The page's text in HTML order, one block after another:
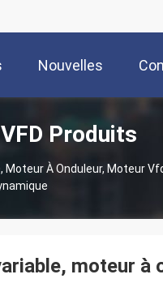
Nouvelles
Produits
Moteur À Onduleur, Moteur
moteur à